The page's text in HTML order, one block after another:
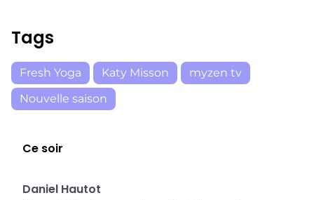
Tags
Fresh Yoga Katy Misson
myzen tv
Nouvelle saison
Ce soir
19:47
Daniel Hautot